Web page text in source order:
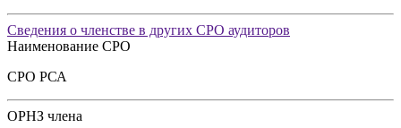
Сведения о членстве в других СРО аудиторов
Наименование СРО
СРО РСА
ОРНЗ члена